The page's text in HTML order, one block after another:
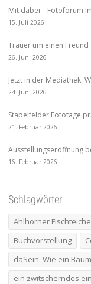
Mit dabei – Fotoforum
15. Juli 2026
Trauer um einen Freund
26. Juni 2026
Jetzt in der Mediathek:
24. Juni 2026
Stapelfelder Fototage
21. Februar 2026
Ausstellungseröffnung
16. Februar 2026
Schlagwörter
Ahlhorner Fischteiche
Buchvorstellung
daSein. Wie ein Baum
ein zwitscherndes